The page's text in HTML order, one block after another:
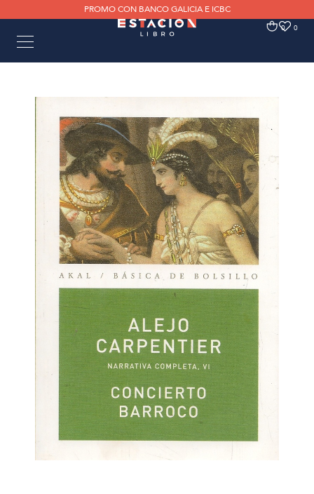
PROMO CON BANCO GALICIA E ICBC
0 0